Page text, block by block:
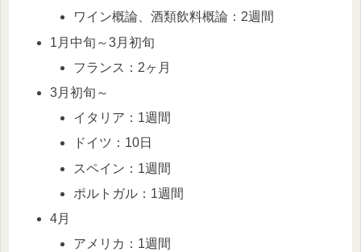
ワイン概論、酒類飲料概論：2週間
1月中旬～3月初旬
フランス：2ヶ月
3月初旬～
イタリア：1週間
ドイツ：10日
スペイン：1週間
ポルトガル：1週間
4月
アメリカ：1週間